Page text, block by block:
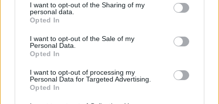
not limited to your visit or usage behaviour. You may click to
grant or deny consent to Google and its third-party tags to
use your data for below specified purposes in below Google
consent section.
I want to opt-out of the Sharing of my
personal data.
Opted In
I want to opt-out of the Sale of my
Personal Data.
Opted In
I want to opt-out of processing my
Personal Data for Targeted Advertising.
Opted In